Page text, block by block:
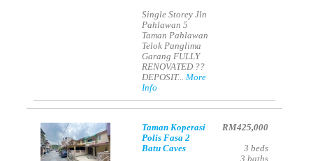
Single Storey Jln
Pahlawan 5
Taman Pahlawan
Telok Panglima
Garang FULLY
RENOVATED ??
DEPOSIT...More
Info
Taman Koperasi
Polis Fasa 2
Batu Caves
RM425,000
3 beds
3 baths